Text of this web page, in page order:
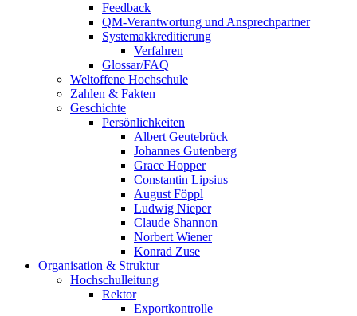
Feedback
QM-Verantwortung und Ansprechpartner
Systemakkreditierung
Verfahren
Glossar/FAQ
Weltoffene Hochschule
Zahlen & Fakten
Geschichte
Persönlichkeiten
Albert Geutebrück
Johannes Gutenberg
Grace Hopper
Constantin Lipsius
August Föppl
Ludwig Nieper
Claude Shannon
Norbert Wiener
Konrad Zuse
Organisation & Struktur
Hochschulleitung
Rektor
Exportkontrolle